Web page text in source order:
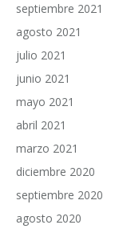
septiembre 2021
agosto 2021
julio 2021
junio 2021
mayo 2021
abril 2021
marzo 2021
diciembre 2020
septiembre 2020
agosto 2020